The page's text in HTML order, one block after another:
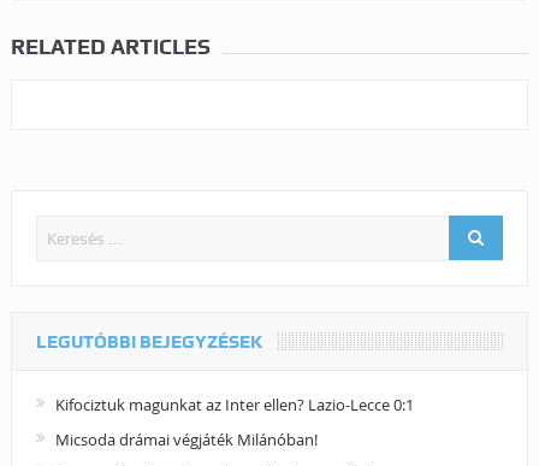
RELATED ARTICLES
LEGUTÓBBI BEJEGYZÉSEK
Kifociztuk magunkat az Inter ellen? Lazio-Lecce 0:1
Micsoda drámai végjáték Milánóban!